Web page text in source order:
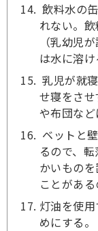
飲料水の
れない。
（乳幼児
は水に溶け
乳児が就
せ寝をさ
や布団など
ベットと
るので、
かいもの
ことがある
灯油を使
めにする。